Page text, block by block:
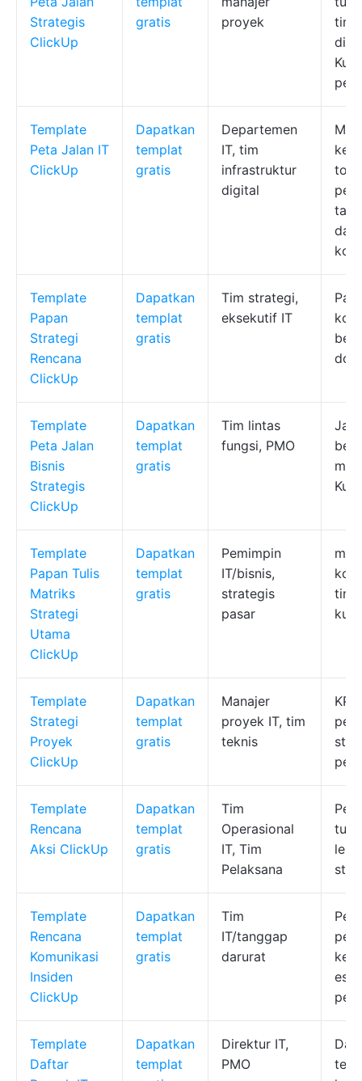
Strategis
ClickUp
gratis
proyek
tim,
Template
Peta Jalan IT
ClickUp
Dapatkan
templat
gratis
Departemen
IT, tim
infrastruktur
digital
dan
Template
Papan
Strategi
Rencana
ClickUp
Dapatkan
templat
gratis
Tim strategi,
eksekutif IT
Template
Peta Jalan
Bisnis
Strategis
ClickUp
Dapatkan
templat
gratis
Tim lintas
fungsi, PMO
Template
Papan Tulis
Matriks
Strategi
Utama
ClickUp
Dapatkan
templat
gratis
Pemimpin
IT/bisnis,
strategis
pasar
Template
Strategi
Proyek
ClickUp
Dapatkan
templat
gratis
Manajer
proyek IT, tim
teknis
KPI,
Template
Rencana
Aksi ClickUp
Dapatkan
templat
gratis
Tim
Operasional
IT, Tim
Pelaksana
Template
Rencana
Komunikasi
Insiden
ClickUp
Dapatkan
templat
gratis
Tim
IT/tanggap
darurat
Template
Daftar
Dapatkan
templat
Direktur IT,
PMO